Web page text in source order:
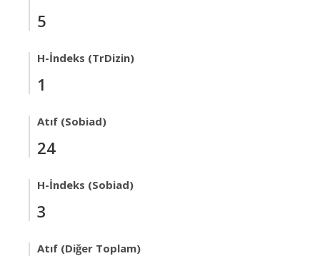
5
H-İndeks (TrDizin)
1
Atıf (Sobiad)
24
H-İndeks (Sobiad)
3
Atıf (Diğer Toplam)